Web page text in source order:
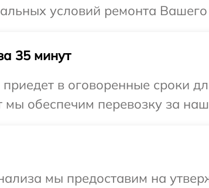
условий ремонта Вашего
35 минут
в оговоренные сроки
обеспечим перевозку за
мы предоставим на